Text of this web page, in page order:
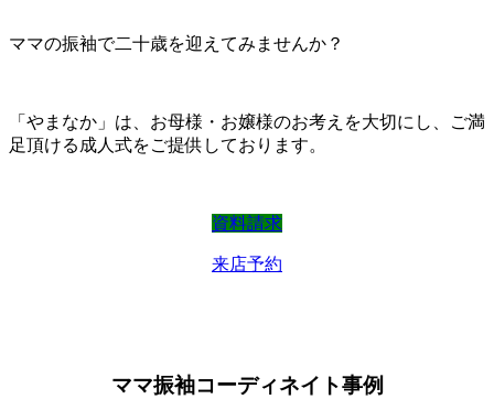
ママの振袖で二十歳を迎えてみませんか？
「やまなか」は、お母様・お嬢様のお考えを大切にし、ご満
足頂ける成人式をご提供しております。
資料請求
来店予約
ママ振袖コーディネイト事例